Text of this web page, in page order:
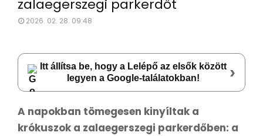
zalaegerszegi parkerdőt
2026. 02. 28. 09:48
Itt állítsa be, hogy a Lelépő az elsők között
legyen a Google-találatokban!
›
A napokban tömegesen kinyíltak a
krókuszok a zalaegerszegi parkerdőben: a